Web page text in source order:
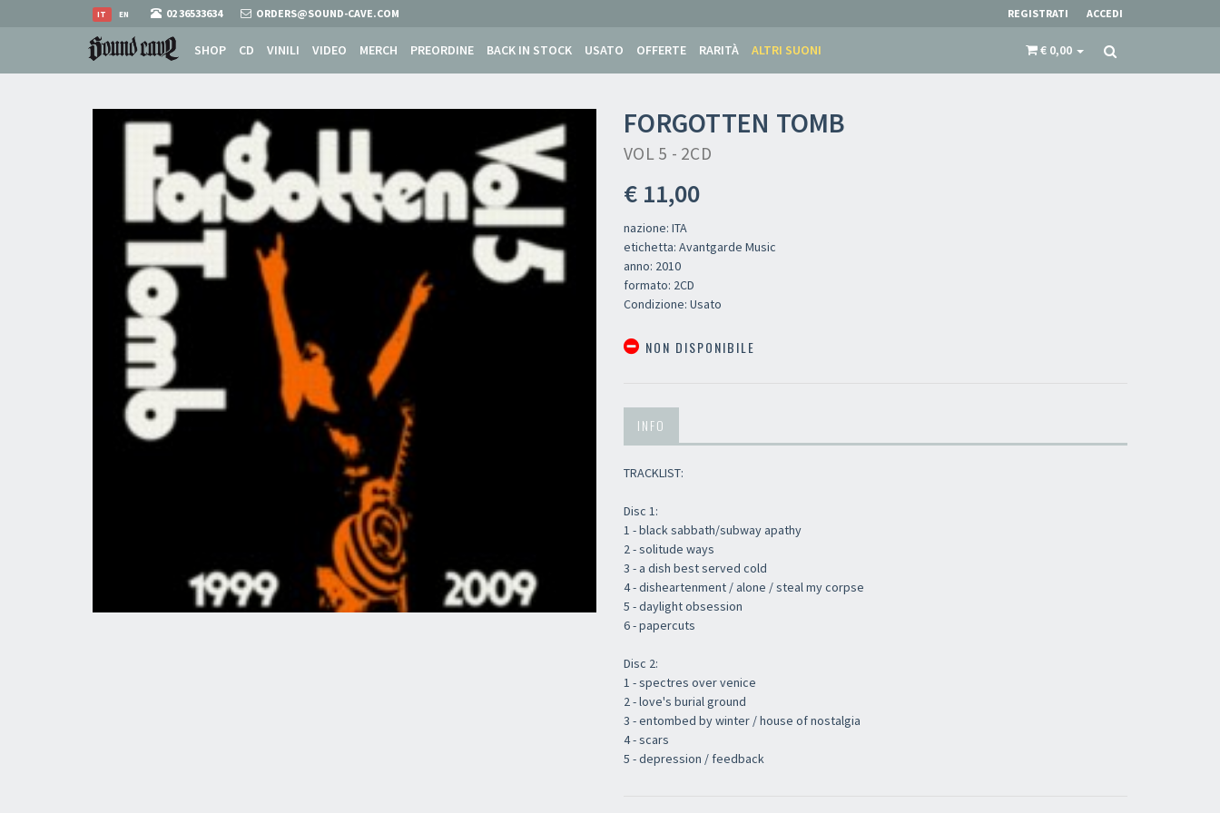
EN
IT 02 36533634 ORDERS@SOUND-CAVE.COM REGISTRATI ACCEDI
SHOP CD VINILI VIDEO MERCH PREORDINE BACK IN STOCK USATO OFFERTE RARITÀ ALTRI SUONI € 0,00
FORGOTTEN TOMB
VOL 5 - 2CD
€ 11,00
nazione: ITA
etichetta: Avantgarde Music
anno: 2010
formato: 2CD
Condizione: Usato
NON DISPONIBILE
INFO
TRACKLIST:
Disc 1:
1 - black sabbath/subway apathy
2 - solitude ways
3 - a dish best served cold
4 - disheartenment / alone / steal my corpse
5 - daylight obsession
6 - papercuts
Disc 2:
1 - spectres over venice
2 - love's burial ground
3 - entombed by winter / house of nostalgia
4 - scars
5 - depression / feedback
Newsletter